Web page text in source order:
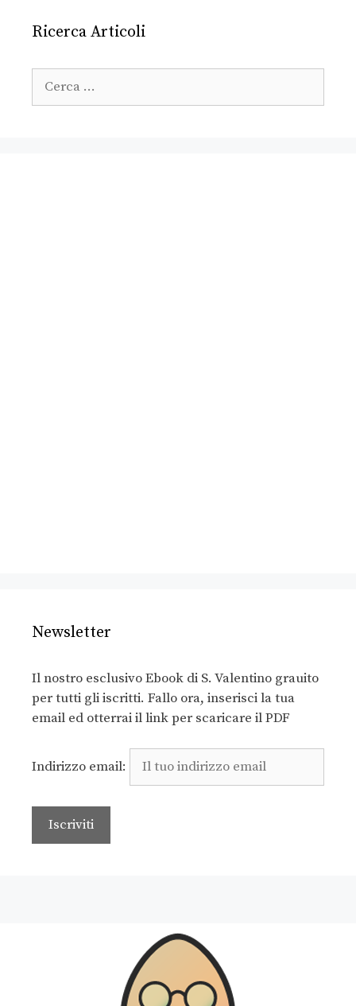
Ricerca Articoli
Newsletter
Il nostro esclusivo Ebook di S. Valentino grauito
per tutti gli iscritti. Fallo ora, inserisci la tua
email ed otterrai il link per scaricare il PDF
Indirizzo email: